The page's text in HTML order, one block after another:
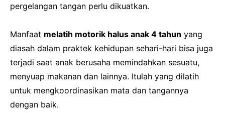
pergelangan tangan perlu dikuatkan.
Manfaat melatih motorik halus anak 4 tahun yang
diasah dalam praktek kehidupan sehari-hari bisa juga
terjadi saat anak berusaha memindahkan sesuatu,
menyuap makanan dan lainnya. Itulah yang dilatih
untuk mengkoordinasikan mata dan tangannya
dengan baik.